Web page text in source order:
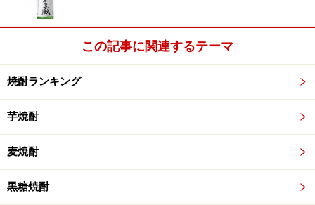
この記事に関連するテーマ
焼酎ランキング
芋焼酎
麦焼酎
黒糖焼酎